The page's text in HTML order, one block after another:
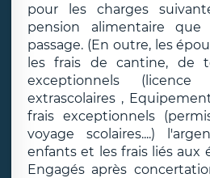
pour les charges
pension alimentaire
passage. (En outre, les
les frais de cantine, de
exceptionnels
extrascolaires ,
frais exceptionnels
voyage scolaires....)
enfants et les frais liés aux
Engagés après